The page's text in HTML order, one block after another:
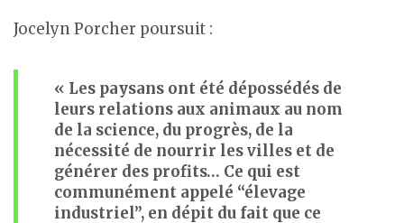
Jocelyn Porcher poursuit :
« Les paysans ont été dépossédés de
leurs relations aux animaux au nom
de la science, du progrès, de la
nécessité de nourrir les villes et de
générer des profits… Ce qui est
communément appelé “élevage
industriel”, en dépit du fait que ce